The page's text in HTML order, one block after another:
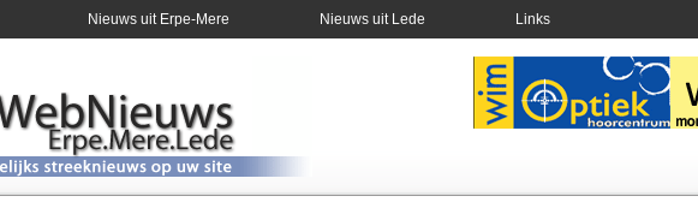
Nieuws uit Erpe-Mere Nieuws uit Lede Links